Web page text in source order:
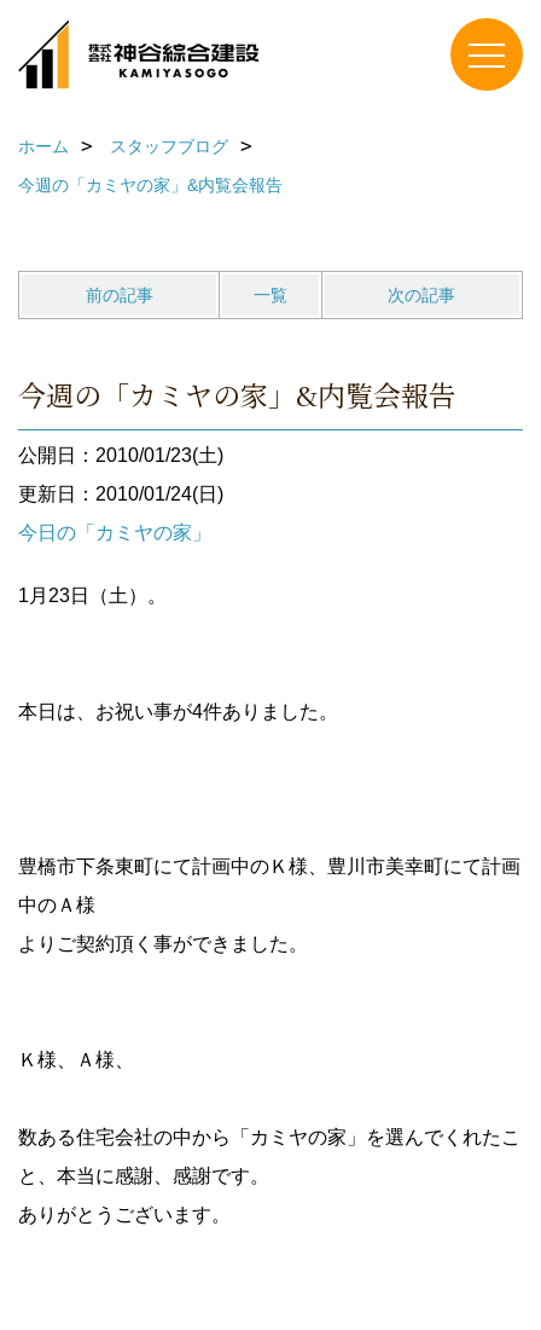
ホーム
スタッフブログ
今週の「カミヤの家」&内覧会報告
前の記事 一覧 次の記事
今週の「カミヤの家」&内覧会報告
公開日：2010/01/23(土)
更新日：2010/01/24(日)
今日の「カミヤの家」
1月23日（土）。
本日は、お祝い事が4件ありました。
豊橋市下条東町にて計画中のＫ様、豊川市美幸町にて計画
中のＡ様
よりご契約頂く事ができました。
Ｋ様、Ａ様、
数ある住宅会社の中から「カミヤの家」を選んでくれたこ
と、本当に感謝、感謝です。
ありがとうございます。